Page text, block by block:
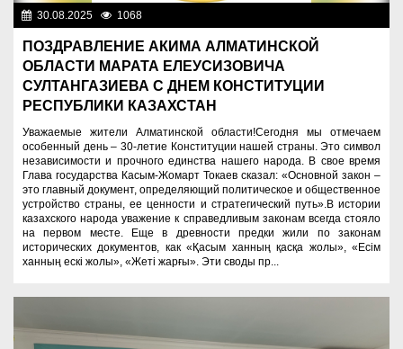
30.08.2025 1068
ПОЗДРАВЛЕНИЕ АКИМА АЛМАТИНСКОЙ
ОБЛАСТИ МАРАТА ЕЛЕУСИЗОВИЧА
СУЛТАНГАЗИЕВА С ДНЕМ КОНСТИТУЦИИ
РЕСПУБЛИКИ КАЗАХСТАН
Уважаемые жители Алматинской области!Сегодня мы отмечаем
особенный день – 30-летие Конституции нашей страны. Это символ
независимости и прочного единства нашего народа. В свое время
Глава государства Касым-Жомарт Токаев сказал: «Основной закон –
это главный документ, определяющий политическое и общественное
устройство страны, ее ценности и стратегический путь».В истории
казахского народа уважение к справедливым законам всегда стояло
на первом месте. Еще в древности предки жили по законам
исторических документов, как «Қасым ханның қасқа жолы», «Есім
ханның ескі жолы», «Жеті жарғы». Эти своды пр...